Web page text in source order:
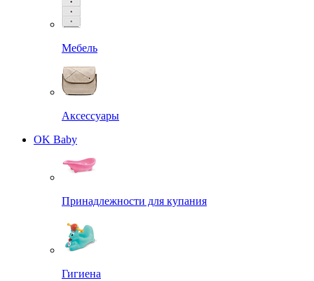
Мебель
Аксессуары
OK Baby
Принадлежности для купания
Гигиена